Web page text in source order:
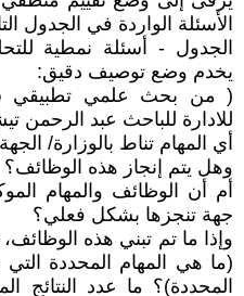
الأسئلة الواردة في الجدول
الجدول - أسئلة نمطية
يخدم وضع توصيف دقيق:
( من بحث علمي تطبيقي
للادارة للباحث عبد الرحمن
أي المهام تناط بالوزارة/
وهل يتم إنجاز هذه الوظائف؟
أم أن الوظائف والمهام
جهة تنجزها بشكل فعلي؟
وإذا ما تم تبني هذه
(ما هي المهام المحددة التي
المحددة)؟ ما عدد النتائج